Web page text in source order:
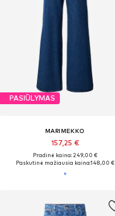
PASIŪLYMAS
MARIMEKKO
157,25 €
Pradinė kaina: 249,00 €
Paskutinė mažiausia kaina:148,00 €